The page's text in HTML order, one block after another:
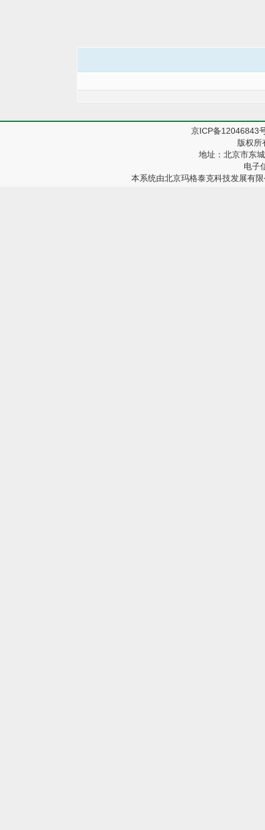
京ICP备12046843
版权所
地址：北京市东
电子
本系统由北京玛格泰克科技发展有